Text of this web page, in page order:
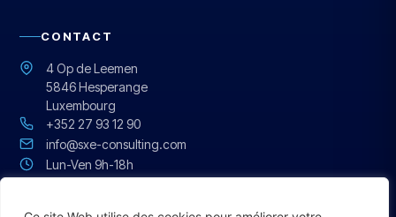
CONTACT
4 Op de Leemen
5846 Hesperange
Luxembourg
+352 27 93 12 90
info@sxe-consulting.com
Lun-Ven 9h-18h